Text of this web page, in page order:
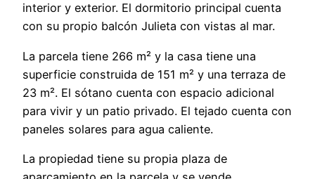
interior y exterior. El dormitorio principal cuenta
con su propio balcón Julieta con vistas al mar.
La parcela tiene 266 m² y la casa tiene una
superficie construida de 151 m² y una terraza de
23 m². El sótano cuenta con espacio adicional
para vivir y un patio privado. El tejado cuenta con
paneles solares para agua caliente.
La propiedad tiene su propia plaza de